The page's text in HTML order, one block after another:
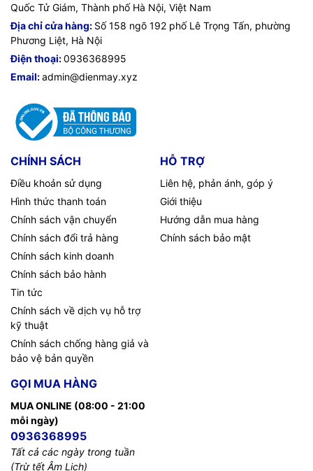
Quốc Tử Giám, Thành phố Hà Nội, Việt Nam
Địa chỉ cửa hàng: Số 158 ngõ 192 phố Lê Trọng Tấn, phường
Phương Liệt, Hà Nội
Điện thoại:0936368995
Email:admin@dienmay.xyz
CHÍNH SÁCH
Điều khoản sử dụng
Hình thức thanh toán
Chính sách vận chuyển
Chính sách đổi trả hàng
Chính sách kinh doanh
Chính sách bảo hành
Tin tức
Chính sách về dịch vụ hỗ trợ
kỹ thuật
Chính sách chống hàng giả và
bảo vệ bản quyền
HỖ TRỢ
Liên hệ, phản ánh, góp ý
Giới thiệu
Hướng dẫn mua hàng
Chính sách bảo mật
GỌI MUA HÀNG
MUA ONLINE (08:00 - 21:00
mỗi ngày)
0936368995
Tất cả các ngày trong tuần
(Trừ tết Âm Lịch)